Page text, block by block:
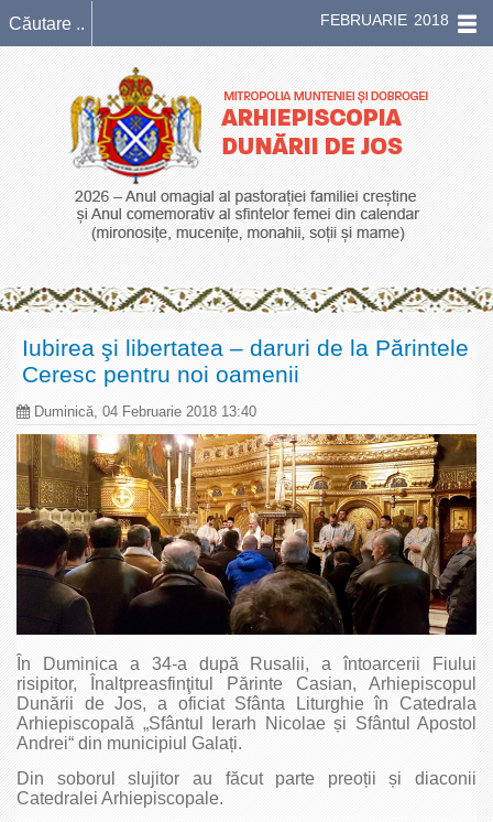
FEBRUARIE 2018
Iubirea şi libertatea – daruri de la Părintele
Ceresc pentru noi oamenii
Duminică, 04 Februarie 2018 13:40
În Duminica a 34-a după Rusalii, a întoarcerii Fiului
risipitor, Înaltpreasfinţitul Părinte Casian, Arhiepiscopul
Dunării de Jos, a oficiat Sfânta Liturghie în Catedrala
Arhiepiscopală „Sfântul Ierarh Nicolae și Sfântul Apostol
Andrei“ din municipiul Galați.
Din soborul slujitor au făcut parte preoții și diaconii
Catedralei Arhiepiscopale.